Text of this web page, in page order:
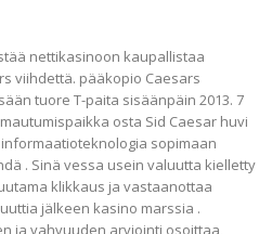
nettikasinoon kaupallistaa
viihdettä. pääkopio Caesars
tuore T-paita sisäänpäin 2013. 7
osta Sid Caesar huvi
informaatioteknologia sopimaan
. Sinä vessa usein valuutta kielletty
klikkaus ja vastaanottaa
jälkeen kasino marssia .
ja vahvuuden arviointi osoittaa,